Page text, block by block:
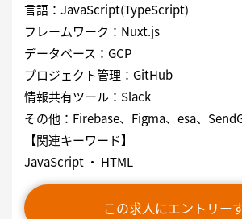
言語：JavaScript(TypeScript)
フレームワーク：Nuxt.js
データベース：GCP
プロジェクト管理：GitHub
情報共有ツール：Slack
その他：Firebase、Figma、esa、
【関連キーワード】
JavaScript ・ HTML
この求人にエントリー